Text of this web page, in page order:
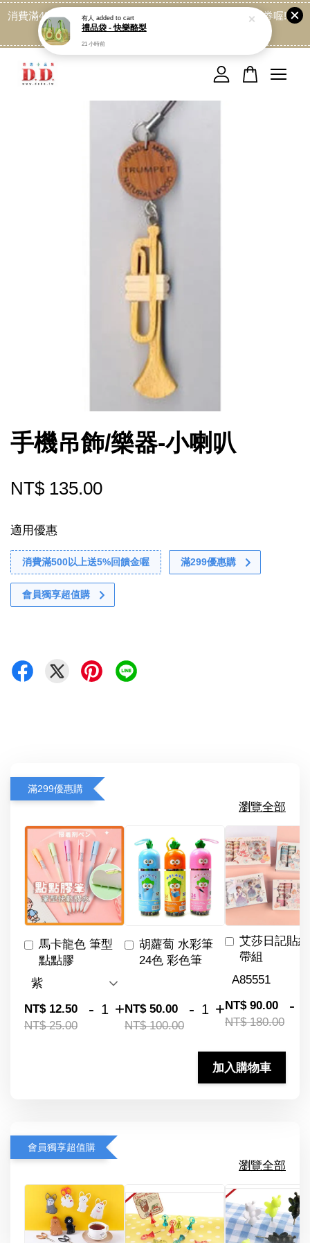
消費滿499免運喔, 記得加LINE:@dede168 領取專屬折扣券喔!
點我
手機吊飾/樂器-小喇叭
NT$ 135.00
適用優惠
消費滿500以上送5%回饋金喔 滿299優惠購
會員獨享超值購
滿299優惠購
瀏覽全部
馬卡龍色 筆型
點點膠
NT$ 12.50
NT$ 25.00
- +
胡蘿蔔 水彩筆
24色 彩色筆
NT$ 50.00
NT$ 100.00
- +
艾莎日記貼
帶組
NT$ 90.00
NT$ 180.00
-
加入購物車
會員獨享超值購
瀏覽全部
您的購物車目前還是空的。
繼續購物
有人 added to cart
禮品袋 - 快樂酪梨
21 小時前